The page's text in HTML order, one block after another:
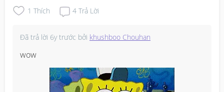
1 Thích 4 Trả Lời
Đã trả lời 6y trước bởi khushboo Chouhan
wow